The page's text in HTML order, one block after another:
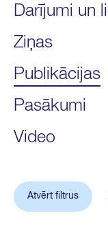
Darījumi un
Ziņas
Publikācijas
Pasākumi
Video
Atvērt filtrus